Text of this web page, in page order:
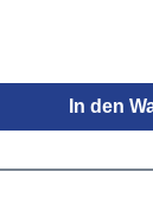
Jumbo
&
In den